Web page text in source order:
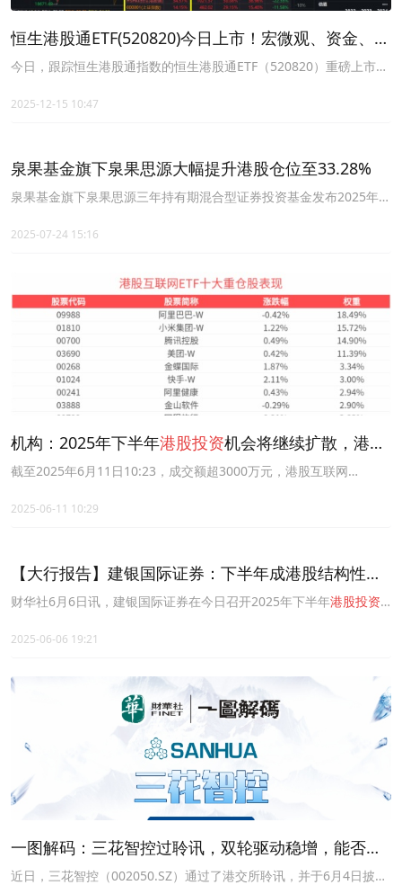
恒生港股通ETF(520820)今日上市！宏微观、资金、估
值，四个维度，全面解析2026年港股投资策略
今日，跟踪恒生港股通指数的恒生港股通ETF（520820）重磅上市！
股互联网、创新药、新消费等优质龙头！
2025-12-15 10:47
泉果基金旗下泉果思源大幅提升港股仓位至33.28%
泉果基金旗下泉果思源三年持有期混合型证券投资基金发布2025年第
中港股投资占比从一季度末的19.09%大幅提升至33.28%。
2025-07-24 15:16
机构：2025年下半年港股投资机会将继续扩散，港股
互联网ETF(159568)涨近1%，粉笔涨超10%
截至2025年6月11日10:23，成交额超3000万元，港股互联网
2025-06-11 10:29
【大行报告】建银国际证券：下半年成港股结构性牛
市奠基期，六大核心变量引关注
财华社6月6日讯，建银国际证券在今日召开2025年下半年港股投资
步走向深入，主要体现在两个方面：港股底部持续抬升，成交配合，
力和高质量发展的估值重估转变，风险回报和可投资性明显改善。
2025-06-06 19:21
一图解码：三花智控过聆讯，双轮驱动稳增，能否获
港股投资者青睐？
近日，三花智控（002050.SZ）通过了港交所聆讯，并于6月4日披露